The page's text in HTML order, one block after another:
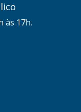
às 17h.